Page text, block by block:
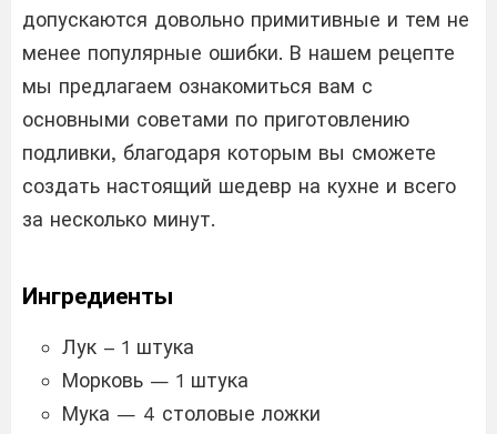
допускаются довольно примитивные и тем не
менее популярные ошибки. В нашем рецепте
мы предлагаем ознакомиться вам с
основными советами по приготовлению
подливки, благодаря которым вы сможете
создать настоящий шедевр на кухне и всего
за несколько минут.
Ингредиенты
Лук – 1 штука
Морковь — 1 штука
Мука — 4 столовые ложки